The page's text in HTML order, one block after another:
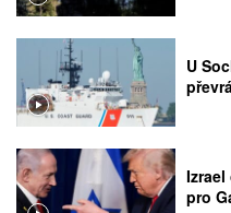
U
pro